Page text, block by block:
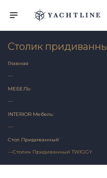
Столик
Главная
—
МЕБЕЛЬ
—
INTERIOR Мебель
—
Стол Придиванный
—Столик Придиванный TWIGGY